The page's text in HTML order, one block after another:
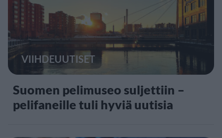
VIIHDEUUTISET
Suomen pelimuseo suljettiin –
pelifaneille tuli hyviä uutisia